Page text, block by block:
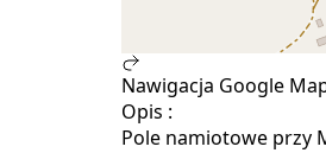
Nawigacja Google
Opis :
Pole namiotowe przy